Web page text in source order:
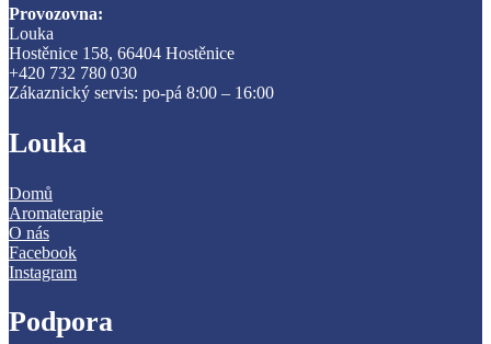
Provozovna:
Louka
Hostěnice 158, 66404 Hostěnice
+420 732 780 030
Zákaznický servis: po-pá 8:00 – 16:00
Louka
Domů
Aromaterapie
O nás
Facebook
Instagram
Podpora